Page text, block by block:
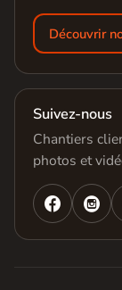
Découvrir
Suivez-nous
Chantiers
photos et
 